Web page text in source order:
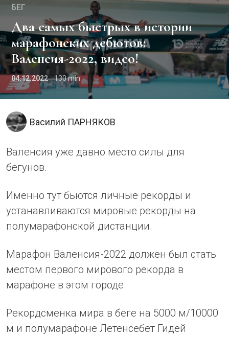
БЕГ
Два самых быстрых в истории
марафонских дебютов:
Валенсия-2022, видео!
04.12.2022 130
Василий ПАРНЯКОВ
Валенсия уже давно место силы для
бегунов.
Именно тут бьются личные рекорды и
устанавливаются мировые рекорды на
полумарафонской дистанции.
Марафон Валенсия-2022 должен был стать
местом первого мирового рекорда в
марафоне в этом городе.
Рекордсменка мира в беге на 5000 м/10000
м и полумарафоне Летенсебет Гидей